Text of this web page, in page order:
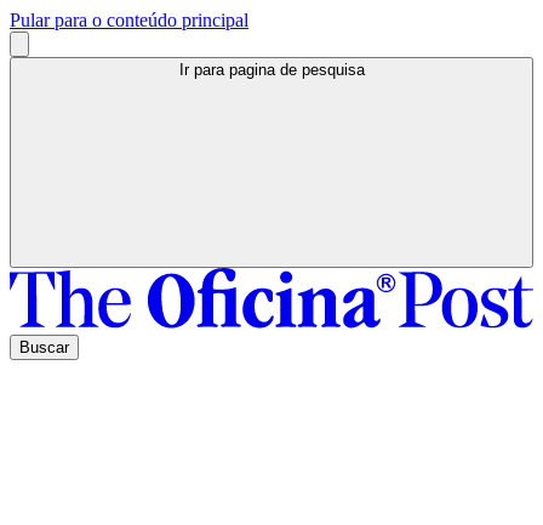
Pular para o conteúdo principal
Ir para pagina de pesquisa
Buscar